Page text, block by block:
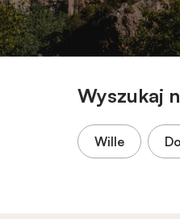
Wyszukaj
Wille